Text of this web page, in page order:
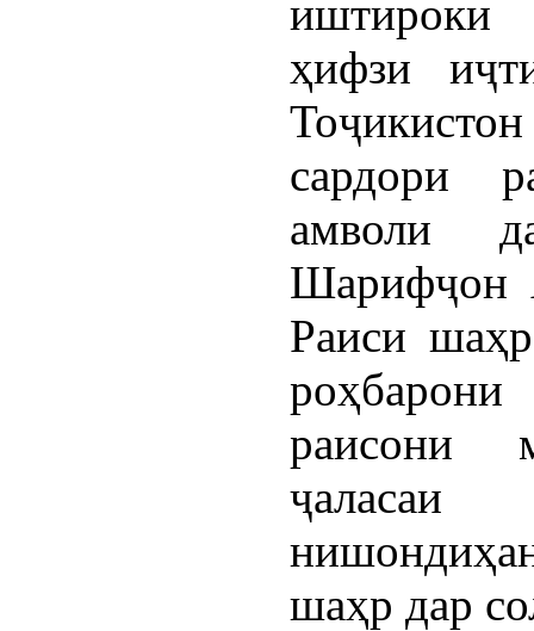
иштироки
ҳифзи
сардори
амволи
Шарифҷон
Раиси
раисони
шаҳр дар